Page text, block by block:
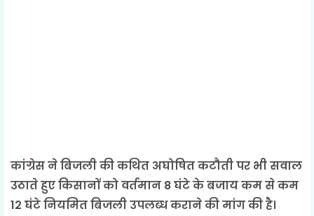
कांग्रेस ने बिजली की कथित अघोषित कटौती पर भी सवाल
उठाते हुए किसानों को वर्तमान 8 घंटे के बजाय कम से कम
12 घंटे नियमित बिजली उपलब्ध कराने की मांग की है।